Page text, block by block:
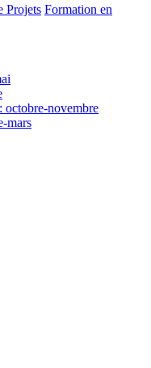
Projets Formation en
octobre-novembre
mars